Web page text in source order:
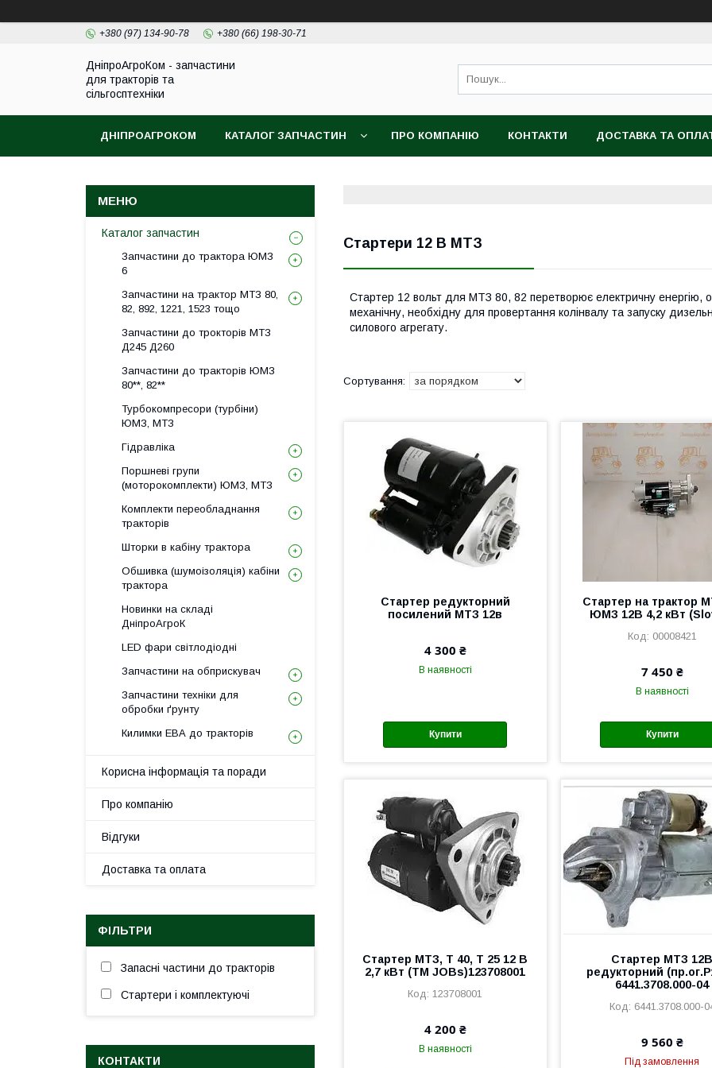
+380 (97) 134-90-78 +380 (66) 198-30-71
ДніпроАгроКом - запчастини
для тракторів та
сільгосптехніки
ДНІПРОАГРОКОМ КАТАЛОГ ЗАПЧАСТИН ПРО КОМПАНІЮ КОНТАКТИ ДОСТАВКА ТА
Стартери 12 В МТЗ
Стартер 12 вольт для МТЗ 80, 82 перетворює електричну енергію,
механічну, необхідну для провертання колінвалу та запуску
силового агрегату.
Стартер редукторний
посилений МТЗ 12в
4 300 ₴
В наявності
Купити
Стартер на трактор
ЮМЗ 12В 4,2 кВт
00008421
7 450 ₴
В наявності
Купити
Стартер МТЗ, Т 40, Т 25 12 В
2,7 кВт (ТМ JOBs)123708001
123708001
4 200 ₴
В наявності
Стартер МТЗ 12В
редукторний
6441.3708.000-04
6441.3708.000-
9 560 ₴
Під замовлення
Каталог запчастин
Запчастини до трактора ЮМЗ
6
Запчастини на трактор МТЗ 80,
82, 892, 1221, 1523 тощо
Запчастини до трокторів МТЗ
Д245 Д260
Запчастини до тракторів ЮМЗ
80**, 82**
Турбокомпресори (турбіни)
ЮМЗ, МТЗ
Гідравліка
Поршневі групи
(моторокомплекти) ЮМЗ, МТЗ
Комплекти переобладнання
тракторів
Шторки в кабіну трактора
Обшивка (шумоізоляція) кабіни
трактора
Новинки на складі
ДніпроАгроК
LED фари світлодіодні
Запчастини на обприскувач
Запчастини техніки для
обробки ґрунту
Килимки ЕВА до тракторів
Корисна інформація та поради
Про компанію
Відгуки
Доставка та оплата
ФІЛЬТРИ
Запасні частини до тракторів
Стартери і комплектуючі
КОНТАКТИ